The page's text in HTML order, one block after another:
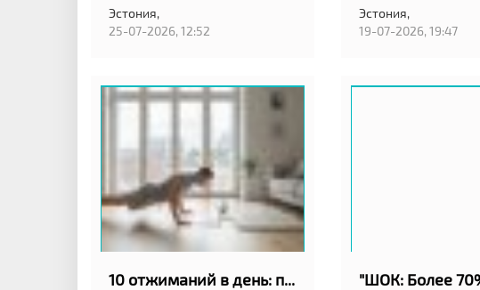
Эстония,
25-07-2026, 12:52
Эстония,
19-07-2026, 19:47
10 отжиманий в день: простая привычка для удалёнщиков в Эстонии